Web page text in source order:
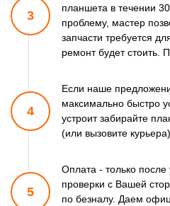
3
планшета в течении
проблему, мастер
запчасти требуется
ремонтбудет стоить.
4
Если наше
максимально быстро
устроит забирайте
(или вызовите курьера)
5
Оплата - только
проверки с Вашей
по безналу. Даем